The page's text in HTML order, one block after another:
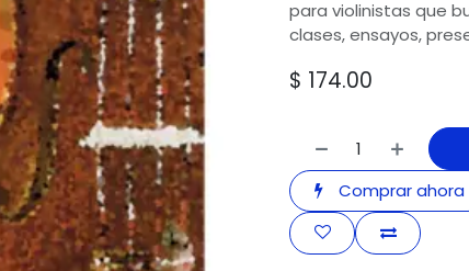
para violinistas que
clases, ensayos,
$ 174.00
Comprar ahora